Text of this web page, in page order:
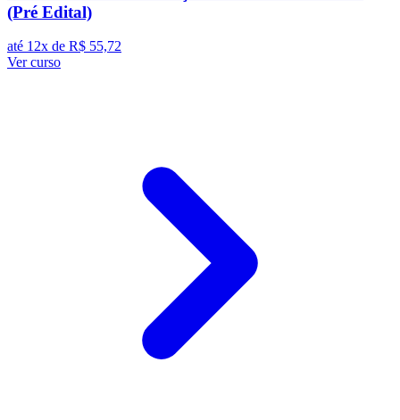
(Pré Edital)
até 12x de R$ 55,72
Ver curso